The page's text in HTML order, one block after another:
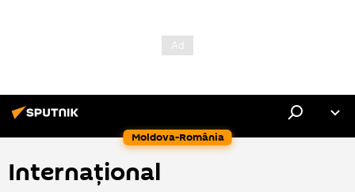
Moldova-România
Internaţional